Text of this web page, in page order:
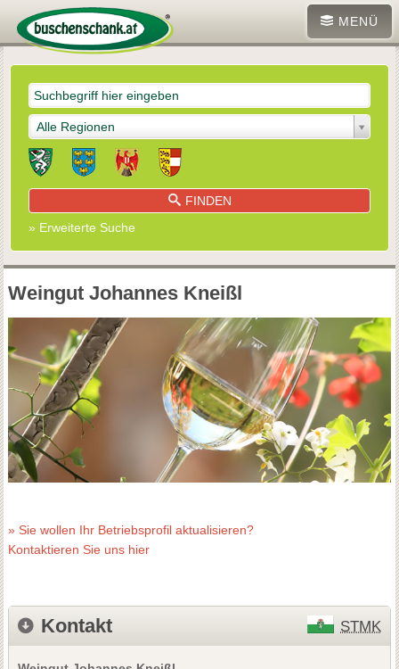
MENÜ
Alle Regionen
FINDEN
» Erweiterte Suche
Weingut Johannes Kneißl
» Sie wollen Ihr Betriebsprofil aktualisieren?
Kontaktieren Sie uns hier
Kontakt STMK